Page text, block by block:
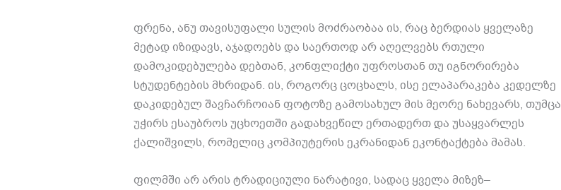
ფრენა, ანუ თავისუფალი სულის მოძრაობაა ის, რაც ბერდიას ყველაზე
მეტად იზიდავს, აჯადოებს და საერთოდ არ აღელვებს რთული
დამოკიდებულება დებთან, კონფლიქტი უფროსთან თუ იგნორირება
სტუდენტების მხრიდან. ის, როგორც ცოცხალს, ისე ელაპარაკება კედელზე
დაკიდებულ შავჩარჩოიან ფოტოზე გამოსახულ მის მეორე ნახევარს, თუმცა
უჭირს ესაუბროს უცხოეთში გადახვეწილ ერთადერთ და უსაყვარლეს
ქალიშვილს, რომელიც კომპიუტერის ეკრანიდან ეკონტაქტება მამას.
ფილმში არ არის ტრადიციული ნარატივი, სადაც ყველა მიზეზ–